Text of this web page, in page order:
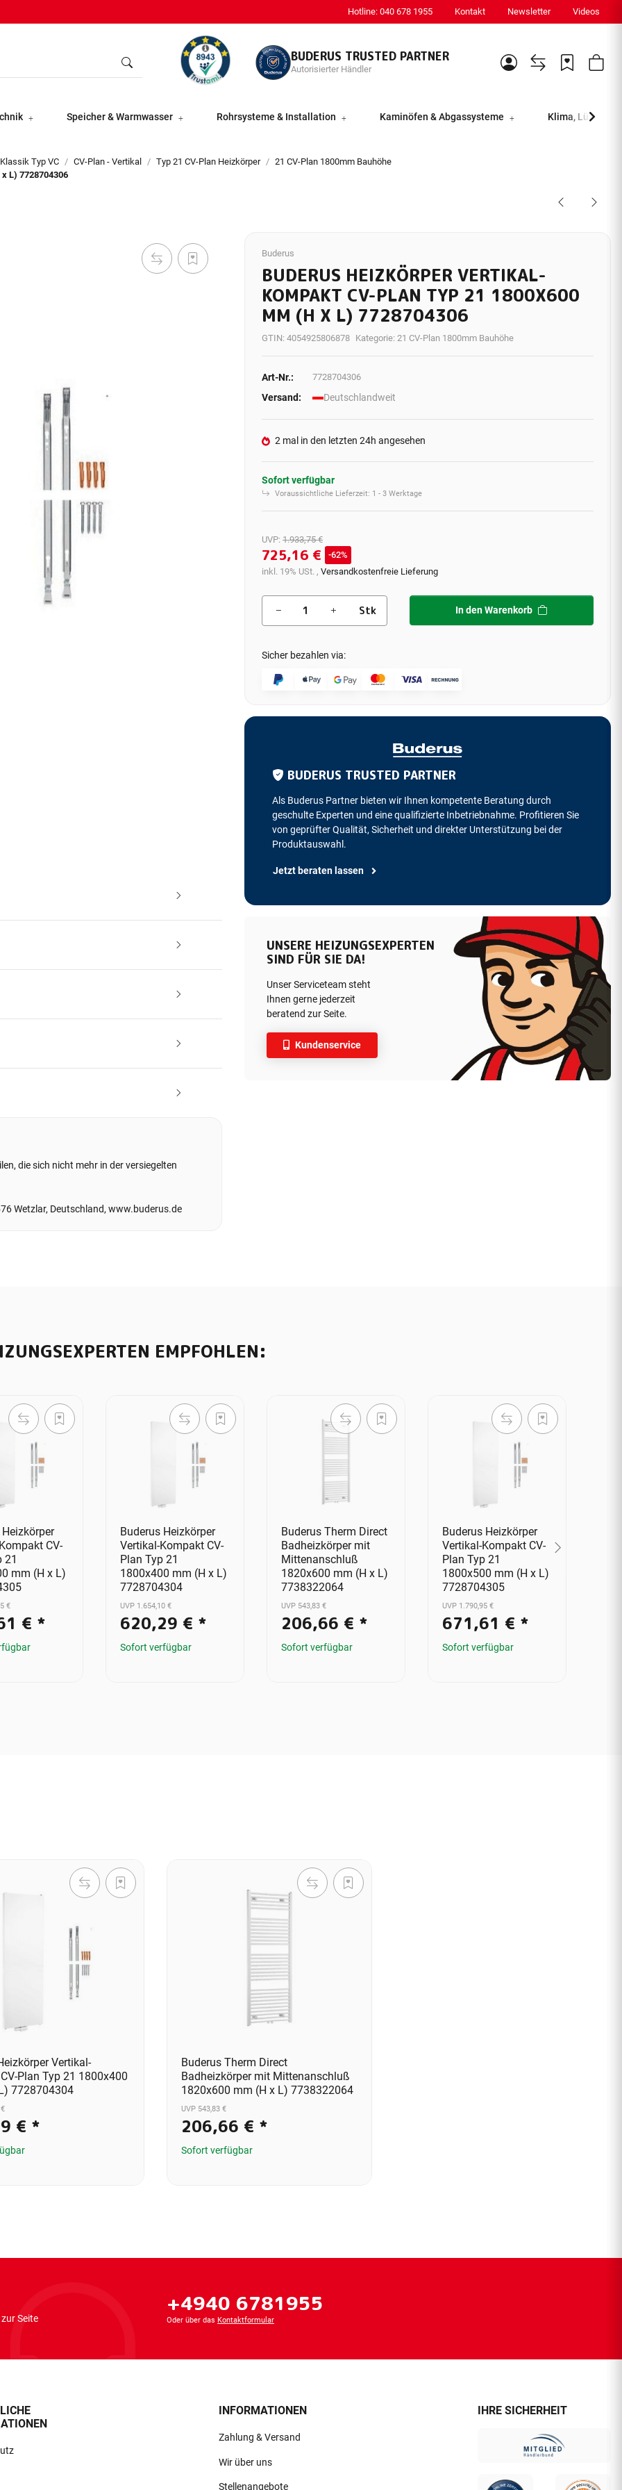
Hotline: 040 678 1955 Kontakt Newsletter Videos
BUDERUS TRUSTED PARTNER
Autorisierter Händler
Speicher & Warmwasser Rohrsysteme & Installation Kaminöfen & Abgassysteme Klima, Lüftung
Typ VC CV-Plan - Vertikal Typ 21 CV-Plan Heizkörper
21 CV-Plan 1800mm Bauhöhe
L) 7728704306
Buderus
BUDERUS HEIZKÖRPER VERTIKAL-
KOMPAKT CV-PLAN TYP 21 1800X600
MM (H X L) 7728704306
GTIN: 4054925806878 Kategorie: 21 CV-Plan 1800mm Bauhöhe
Art-Nr.: 7728704306
Versand: Deutschlandweit
2 mal in den letzten 24h angesehen
Sofort verfügbar
Voraussichtliche Lieferzeit: 1 - 3 Werktage
UVP: 1.933,75 €
725,16 €
62%
inkl. 19% USt. , Versandkostenfreie Lieferung
Stk In den Warenkorb
Sicher bezahlen via:
BUDERUS TRUSTED PARTNER
Als Buderus Partner bieten wir Ihnen kompetente Beratung durch
geschulte Experten und eine qualifizierte Inbetriebnahme. Profitieren Sie
von geprüfter Qualität, Sicherheit und direkter Unterstützung bei der
Produktauswahl.
Jetzt beraten lassen
UNSERE HEIZUNGSEXPERTEN
SIND FÜR SIE DA!
Unser Serviceteam steht
Ihnen gerne jederzeit
beratend zur Seite.
Kundenservice
die sich nicht mehr in der versiegelten
Wetzlar, Deutschland, www.buderus.de
EMPFOHLEN:
CV-
21
mm (H x L)
€
€ *
Buderus Heizkörper
Vertikal-Kompakt CV-
Plan Typ 21
1800x400 mm (H x L)
7728704304
UVP 1.654,10 €
620,29 € *
Sofort verfügbar
Buderus Therm Direct
Badheizkörper mit
Mittenanschluß
1820x600 mm (H x L)
7738322064
UVP 543,83 €
206,66 € *
Sofort verfügbar
Buderus Heizkörper
Vertikal-Kompakt CV-
Plan Typ 21
1800x500 mm (H x L)
7728704305
UVP 1.790,95 €
671,61 € *
Sofort verfügbar
Vertikal-
Plan Typ 21 1800x400
7728704304
€ *
Buderus Therm Direct
Badheizkörper mit Mittenanschluß
1820x600 mm (H x L) 7738322064
UVP 543,83 €
206,66 € *
Sofort verfügbar
Seite
+4940 6781955
Oder über das Kontaktformular
INFORMATIONEN
Zahlung & Versand
Wir über uns
Stellenangebote
IHRE SICHERHEIT